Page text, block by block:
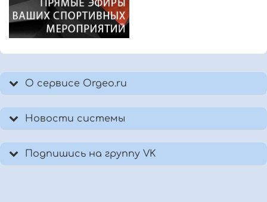
О сервисе Orgeo.ru
Новости системы
Подпишись на группу VK